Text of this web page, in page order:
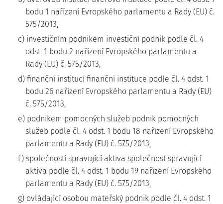
bodu 1 nařízení Evropského parlamentu a Rady (EU) č.
575/2013,
c) investičním podnikem investiční podnik podle čl. 4
odst. 1 bodu 2 nařízení Evropského parlamentu a
Rady (EU) č. 575/2013,
d) finanční institucí finanční instituce podle čl. 4 odst. 1
bodu 26 nařízení Evropského parlamentu a Rady (EU)
č. 575/2013,
e) podnikem pomocných služeb podnik pomocných
služeb podle čl. 4 odst. 1 bodu 18 nařízení Evropského
parlamentu a Rady (EU) č. 575/2013,
f) společností spravující aktiva společnost spravující
aktiva podle čl. 4 odst. 1 bodu 19 nařízení Evropského
parlamentu a Rady (EU) č. 575/2013,
g) ovládající osobou mateřský podnik podle čl. 4 odst. 1